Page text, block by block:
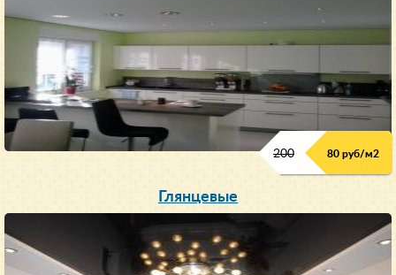
200 80 руб/м2
Глянцевые